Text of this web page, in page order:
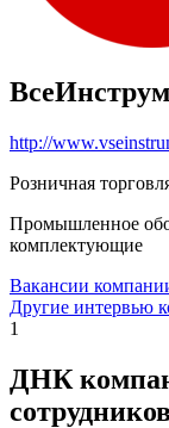
http://
Розничная
Промышленное
комплектующие
Вакансии
Другие интервью
1
ДНК